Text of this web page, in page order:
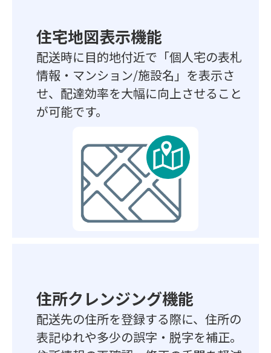
住宅地図表示機能
配送時に目的地付近で「個人宅の表札
情報・マンション/施設名」を表示さ
せ、配達効率を大幅に向上させること
が可能です。
住所クレンジング機能
配送先の住所を登録する際に、住所の
表記ゆれや多少の誤字・脱字を補正。